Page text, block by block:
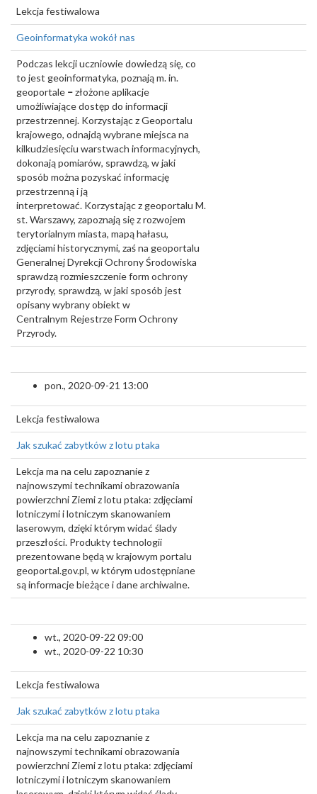
Lekcja festiwalowa
Geoinformatyka wokół nas
Podczas lekcji uczniowie dowiedzą się, co
to jest geoinformatyka, poznają m. in.
geoportale –złożone aplikacje
umożliwiające dostęp do informacji
przestrzennej. Korzystając z Geoportalu
krajowego, odnajdą wybrane miejsca na
kilkudziesięciu warstwach informacyjnych,
dokonają pomiarów, sprawdzą, w jaki
sposób można pozyskać informację
przestrzenną i ją
interpretować. Korzystając z geoportalu M.
st. Warszawy, zapoznają się z rozwojem
terytorialnym miasta, mapą hałasu,
zdjęciami historycznymi, zaś na geoportalu
Generalnej Dyrekcji Ochrony Środowiska
sprawdzą rozmieszczenie form ochrony
przyrody, sprawdzą, w jaki sposób jest
opisany wybrany obiekt w
Centralnym Rejestrze Form Ochrony
Przyrody.
pon., 2020-09-21 13:00
Lekcja festiwalowa
Jak szukać zabytków z lotu ptaka
Lekcja ma na celu zapoznanie z
najnowszymi technikami obrazowania
powierzchni Ziemi z lotu ptaka: zdjęciami
lotniczymi i lotniczym skanowaniem
laserowym, dzięki którym widać ślady
przeszłości. Produkty technologii
prezentowane będą w krajowym portalu
geoportal.gov.pl, w którym udostępniane
są informacje bieżące i dane archiwalne.
wt., 2020-09-22 09:00
wt., 2020-09-22 10:30
Lekcja festiwalowa
Jak szukać zabytków z lotu ptaka
Lekcja ma na celu zapoznanie z
najnowszymi technikami obrazowania
powierzchni Ziemi z lotu ptaka: zdjęciami
lotniczymi i lotniczym skanowaniem